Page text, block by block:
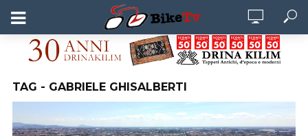
TAG - GABRIELE GHISALBERTI